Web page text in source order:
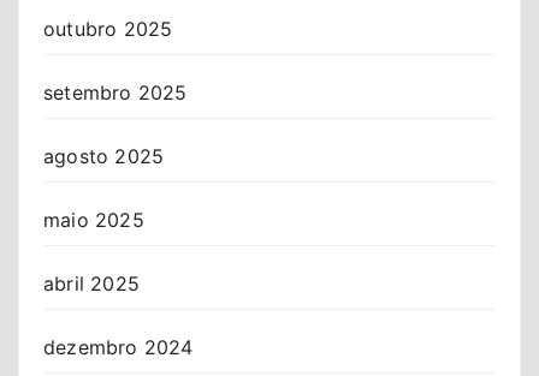
outubro 2025
setembro 2025
agosto 2025
maio 2025
abril 2025
dezembro 2024